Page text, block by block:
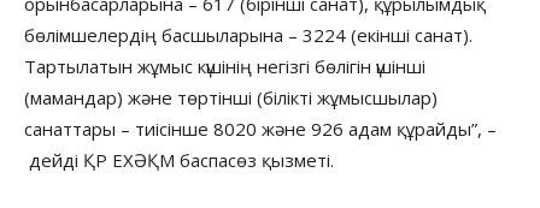
бөлімшелердің басшыларына – 3224 (екінші санат).
Тартылатын жұмыс күшінің негізгі бөлігін үшінші
(мамандар) және төртінші (білікті жұмысшылар)
санаттары – тиісінше 8020 және 926 адам құрайды”, –
дейді ҚР ЕХӘҚМ баспасөз қызметі.